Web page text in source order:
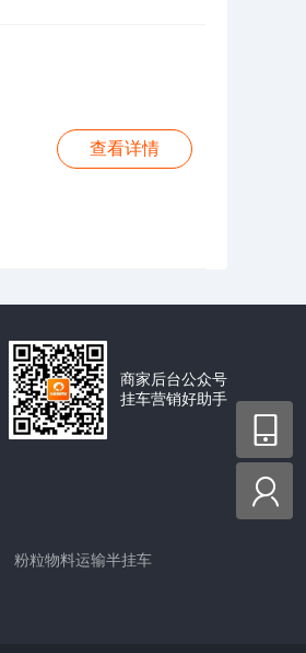
查看详情
商家后台公众号
挂车营销好助手
粉粒物料运输半挂车

